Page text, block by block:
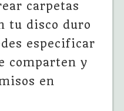
carpetas
tu disco duro
especificar
comparten y
en